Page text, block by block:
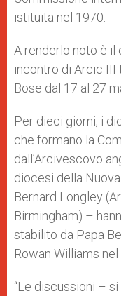
istituita nel 1970.
A renderlo noto è il
incontro di Arcic
Bose dal 17 al 27
Per dieci giorni, i
che formano la
dall’Arcivescovo
diocesi della
Bernard Longley
Birmingham) –
stabilito da Papa
Rowan Williams nel
“Le discussioni –